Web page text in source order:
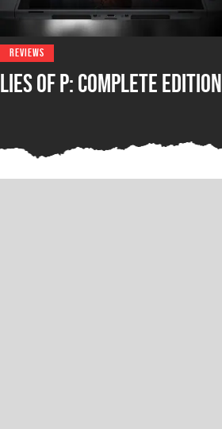
REVIEWS
Lies of P: Complete Edition